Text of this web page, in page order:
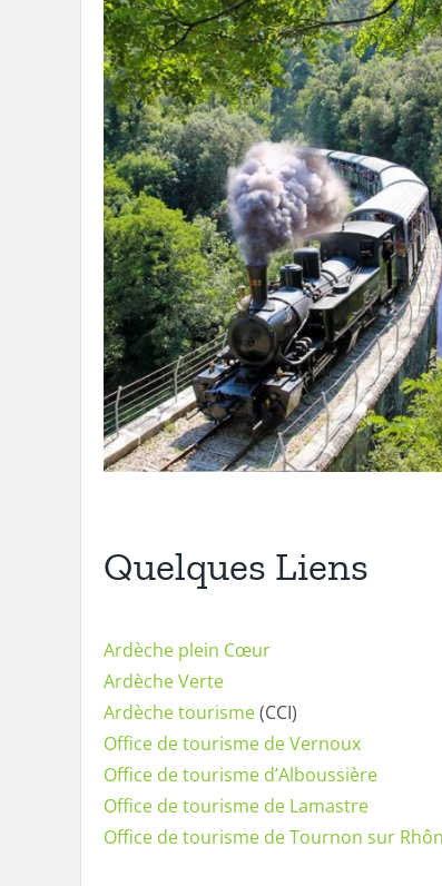
Quelques Liens
Ardèche plein Cœur
Ardèche Verte
Ardèche tourisme(CCI)
Office de tourisme de Vernoux
Office de tourisme d’Alboussière
Office de tourisme de Lamastre
Office de tourisme de Tournon sur